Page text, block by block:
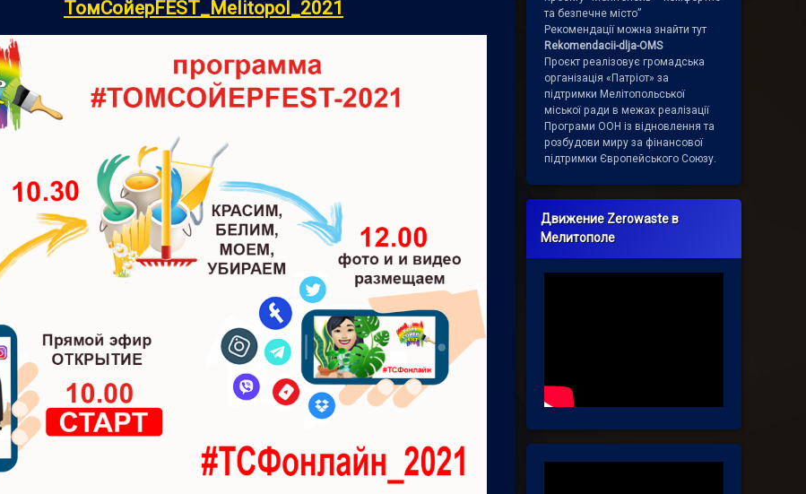
ТомСойерFEST_Melitopol_2021
та безпечне місто”
Рекомендації можна знайти тут
Rekomendacii-dlja-OMS
Проєкт реалізовує громадська
організація «Патріот» за
підтримки Мелітопольської
міської ради в межах реалізації
Програми ООН із відновлення та
розбудови миру за фінансової
підтримки Європейського Союзу.
Движение Zerowaste в
Мелитополе